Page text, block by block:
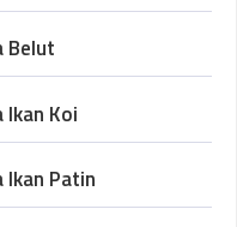
Belut
Koi
Ikan Patin